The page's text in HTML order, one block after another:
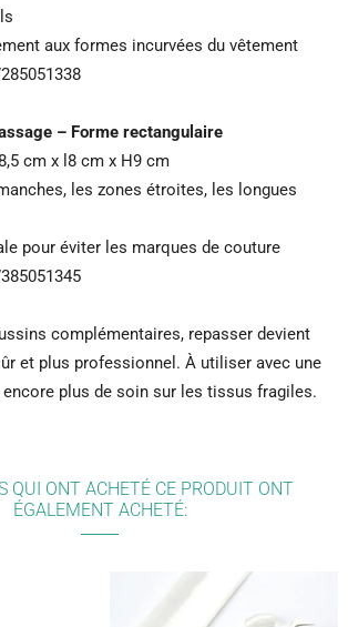
aux formes incurvées du vêtement
– Forme rectangulaire
cm x l8 cm x H9 cm
les zones étroites, les longues
pour éviter les marques de couture
complémentaires, repasser devient
et plus professionnel. À utiliser avec une
plus de soin sur les tissus fragiles.
QUI ONT ACHETÉ CE PRODUIT ONT
ÉGALEMENT ACHETÉ: